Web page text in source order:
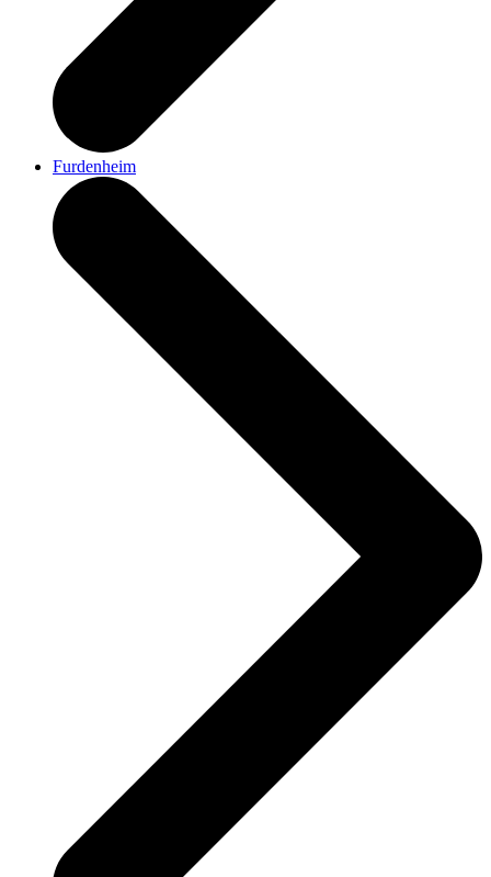
Furdenheim